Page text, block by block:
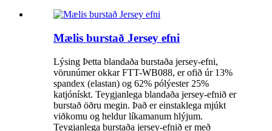
Mælis burstað Jersey efni
Lýsing Þetta blandaða burstaða jersey-efni,
vörunúmer okkar FTT-WB088, er ofið úr 13%
spandex (elastan) og 62% pólýester 25%
katjónískt. Teygjanlega blandaða jersey-efnið er
burstað öðru megin. Það er einstaklega mjúkt
viðkomu og heldur líkamanum hlýjum.
Teygjanlega burstaða jersey-efnið er með